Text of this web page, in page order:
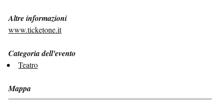
Altre informazioni
www.ticketone.it
Categoria dell'evento
Teatro
Mappa